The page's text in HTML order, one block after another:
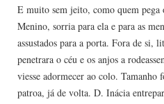
E muito sem jeito, como quem pega
Menino, sorria para ela e para as
assustados para a porta. Fora de si,
penetrara o céu e os anjos a
viesse adormecer ao colo.
patroa, já de volta. D. Inácia